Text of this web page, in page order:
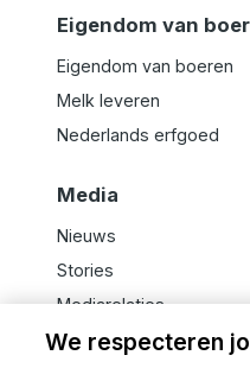
Eigendom van
Eigendom van boeren
Melk leveren
Nederlands erfgoed
Media
Nieuws
Stories
Mediarelaties
We respecteren